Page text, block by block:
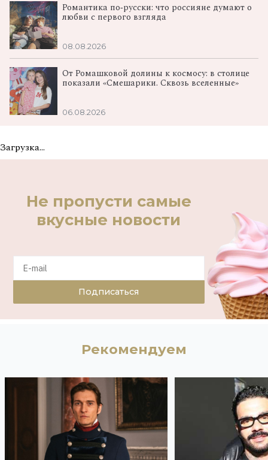
Романтика по‑русски: что россияне думают о
любви с первого взгляда
08.08.2026
От Ромашковой долины к космосу: в столице
показали «Смешарики. Сквозь вселенные»
06.08.2026
Загрузка...
Не пропусти самые
вкусные новости
Подписаться
Рекомендуем